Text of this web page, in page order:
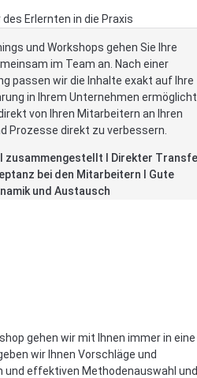
Erlernten in die Praxis
und Workshops gehen Sie Ihre
im Team an. Nach einer
passen wir die Inhalte exakt auf Ihre
in Ihrem Unternehmen
von Ihren Mitarbeitern an Ihren
Prozesse direkt zu verbessern.
zusammengestellt I Direkter
bei den Mitarbeitern I Gute
und Austausch
gehen wir mit Ihnen immer in eine
wir Ihnen Vorschläge und
effektiven Methodenauswahl und